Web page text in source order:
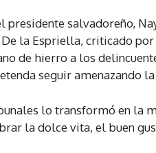
salvadoreño,
la Espriella, criticado
de hierro a los
seguir amenazando
lo transformó en la
la dolce vita, el buen